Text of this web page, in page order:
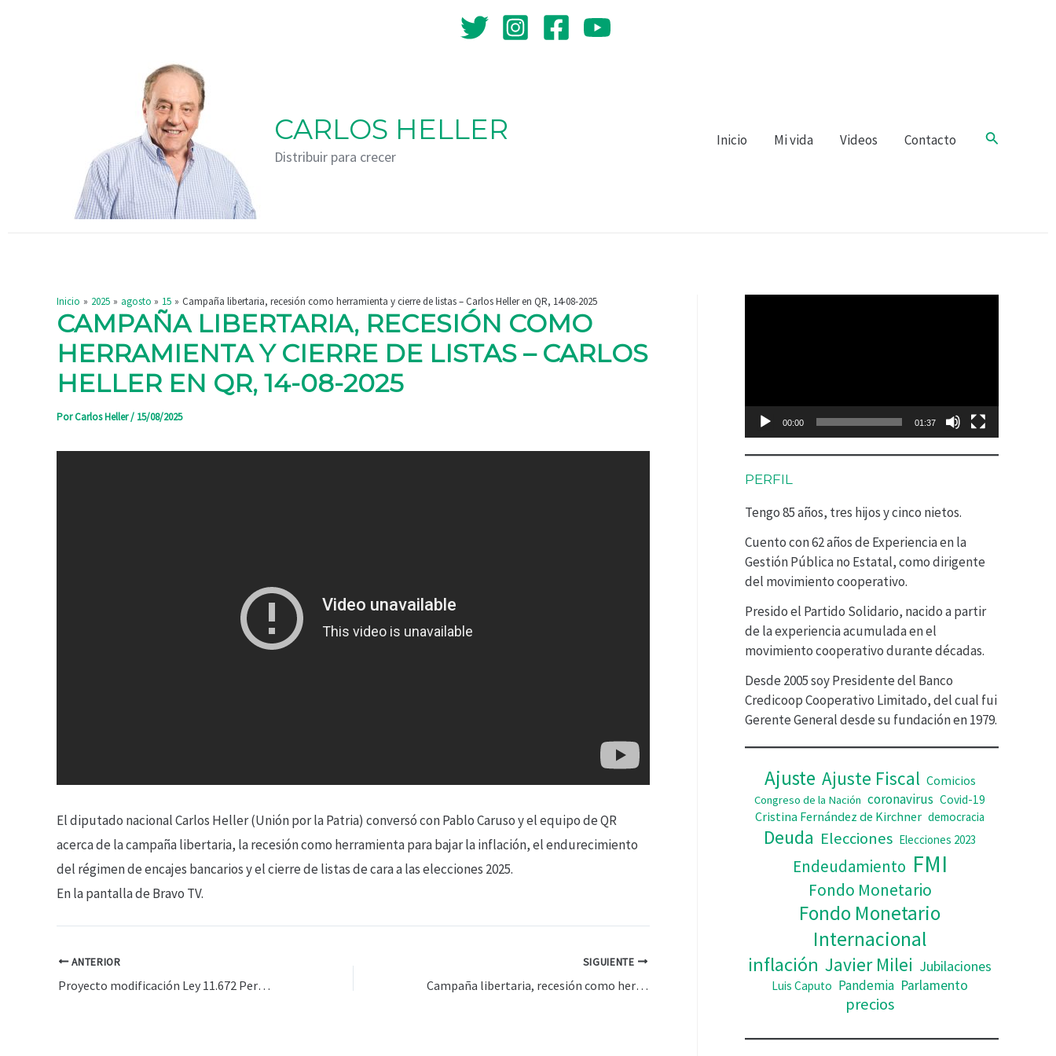
CARLOS HELLER
Distribuir para crecer
Inicio Mi vida Videos Contacto Buscar
Inicio 2025 agosto 15 Campaña libertaria, recesión como herramienta y cierre de listas – Carlos Heller en QR, 14-08-2025
CAMPAÑA LIBERTARIA, RECESIÓN COMO
HERRAMIENTA Y CIERRE DE LISTAS – CARLOS
HELLER EN QR, 14-08-2025
PorCarlos Heller/ 15/08/2025
El diputado nacional Carlos Heller (Unión por la Patria) conversó con Pablo Caruso y el equipo de QR
acerca de la campaña libertaria, la recesión como herramienta para bajar la inflación, el endurecimiento
del régimen de encajes bancarios y el cierre de listas de cara a las elecciones 2025.
En la pantalla de Bravo TV.
ANTERIOR
Proyecto modificación Ley 11.672 Permanente de Presupuesto – Intervención Carlos Heller – 13-08 2025
SIGUIENTE
Campaña libertaria, recesión como herramienta y cierre de listas – Carlos Heller en QR, 14-08-2025
d
t
o
e
v
í
d
00:00 01:37
PERFIL
Tengo 85 años, tres hijos y cinco nietos.
Cuento con 62 años de Experiencia en la
Gestión Pública no Estatal, como dirigente
del movimiento cooperativo.
Presido el Partido Solidario, nacido a partir
de la experiencia acumulada en el
movimiento cooperativo durante décadas.
Desde 2005 soy Presidente del Banco
Credicoop Cooperativo Limitado, del cual fui
Gerente General desde su fundación en 1979.
Ajuste Ajuste Fiscal Comicios
Congreso de la Nación coronavirus Covid-19
Cristina Fernández de Kirchner democracia
Deuda Elecciones Elecciones 2023
Endeudamiento FMI
Fondo Monetario
Fondo Monetario
Internacional
inflación Javier Milei Jubilaciones
Luis Caputo Pandemia Parlamento
precios